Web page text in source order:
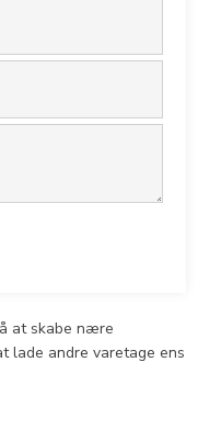
at skabe nære
lade andre varetage ens